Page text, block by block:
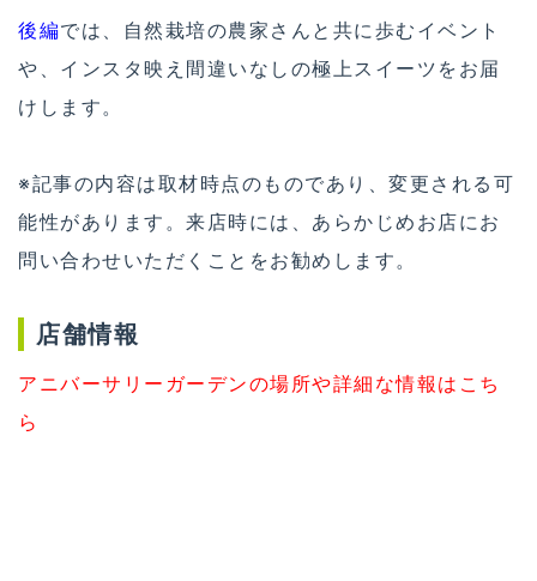
後編では、自然栽培の農家さんと共に歩むイベント
や、インスタ映え間違いなしの極上スイーツをお届
けします。
※記事の内容は取材時点のものであり、変更される可
能性があります。来店時には、あらかじめお店にお
問い合わせいただくことをお勧めします。
店舗情報
アニバーサリーガーデンの場所や詳細な情報はこち
ら